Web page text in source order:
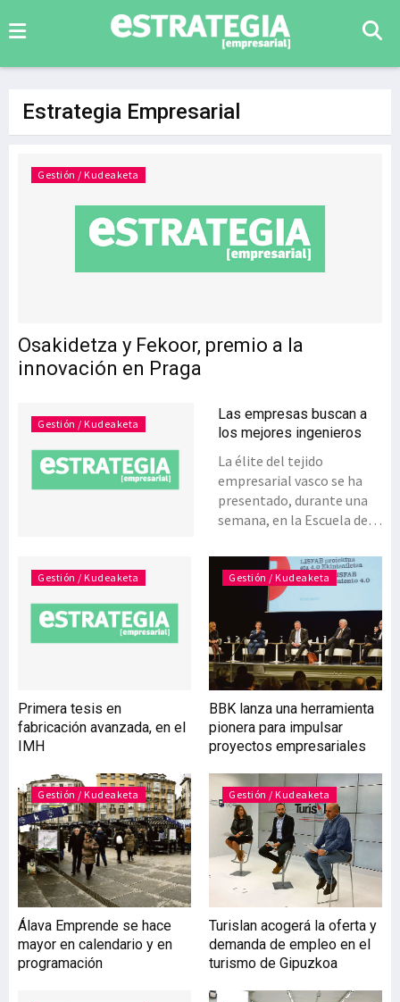
Estrategia Empresarial
Osakidetza y Fekoor, premio a la
innovación en Praga
Gestión / Kudeaketa
Gestión / Kudeaketa
Las empresas buscan a
los mejores ingenieros
La élite del tejido
empresarial vasco se ha
presentado, durante una
semana, en la Escuela de
el objetivo de captar a los
mejores talentos entre el
alumnado del centro. Se
trata de una nueva edición
de las Jornadas de Empleo
y Presentación de
Empresas, un evento que
gracias al prestigio del
alto nivel de formación
impartida en la Escuela,
que atrae a los principales
demandantes de
profesionales de la
ingeniería del entorno. En
el último ranking de
Shanghai, la Universidad
del País Vasco ha
conseguido posicionarse
entre las 200 mejores
universidades del mundo
en el ámbito de la
ingeniería. Con las
Gestión / Kudeaketa
Primera tesis en
fabricación avanzada, en el
IMH
Gestión / Kudeaketa
BBK lanza una herramienta
pionera para impulsar
proyectos empresariales
Gestión / Kudeaketa
Álava Emprende se hace
mayor en calendario y en
programación
Gestión / Kudeaketa
Turislan acogerá la oferta y
demanda de empleo en el
turismo de Gipuzkoa